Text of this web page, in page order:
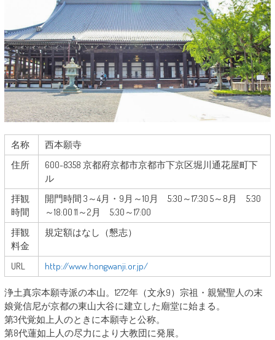
名称
西本願寺
住所
600-8358 京都府京都市京都市下京区堀川通花屋町下
ル
拝観
時間
開門時間 3～4月・9月～10月 5:30～17:30 5～8月 5:30
～18:00 11～2月 5:30～17:00
拝観
料金
規定額はなし（懇志）
URL http://www.hongwanji.or.jp/
浄土真宗本願寺派の本山。1272年（文永9）宗祖・親鸞聖人の末
娘覚信尼が京都の東山大谷に建立した廟堂に始まる。
第3代覚如上人のときに本願寺と公称。
第8代蓮如上人の尽力により大教団に発展。